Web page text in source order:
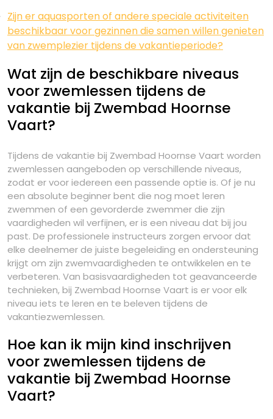
Zijn er aquasporten of andere speciale activiteiten
beschikbaar voor gezinnen die samen willen genieten
van zwemplezier tijdens de vakantieperiode?
Wat zijn de beschikbare niveaus
voor zwemlessen tijdens de
vakantie bij Zwembad Hoornse
Vaart?
Tijdens de vakantie bij Zwembad Hoornse Vaart worden
zwemlessen aangeboden op verschillende niveaus,
zodat er voor iedereen een passende optie is. Of je nu
een absolute beginner bent die nog moet leren
zwemmen of een gevorderde zwemmer die zijn
vaardigheden wil verfijnen, er is een niveau dat bij jou
past. De professionele instructeurs zorgen ervoor dat
elke deelnemer de juiste begeleiding en ondersteuning
krijgt om zijn zwemvaardigheden te ontwikkelen en te
verbeteren. Van basisvaardigheden tot geavanceerde
technieken, bij Zwembad Hoornse Vaart is er voor elk
niveau iets te leren en te beleven tijdens de
vakantiezwemlessen.
Hoe kan ik mijn kind inschrijven
voor zwemlessen tijdens de
vakantie bij Zwembad Hoornse
Vaart?